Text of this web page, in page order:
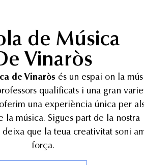
de Música
Vinaròs
de Vinaròs és un espai on la
qualificats i una gran
una experiència única per
la música. Sigues part de la nostra
que la teua creativitat soni
força.